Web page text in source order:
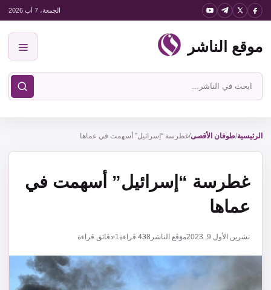
انتقل
المحتوى
الجمعة، 7 آب 2026
موقع الناشر
ابحث
في
الناشر
الرئيسية/طوفان الأقصى/غطرسة “إسرائيل” أسهمت في عماها
غطرسة “إسرائيل” أسهمت في
عماها
تشرين الأول 9, 2023 موقع الناشر 438 قراءة1 دقائق قراءة